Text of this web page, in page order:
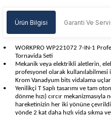
Ürün Bilgisi Garanti Ve
•
WORKPRO WP221072 7-IN-1
Tornavida Seti
•
Mekanik veya elektrikli aletlerin,
profesyonel olarak kullanılabilmesi
Krom Vanadyum bits vidalama
•
Yenilikçi T Saplı tasarımı ve tam
dönme hızı) cırcır
hareketinizin her iki yönüne
yönde 2 kat daha hızlı vida sıkma